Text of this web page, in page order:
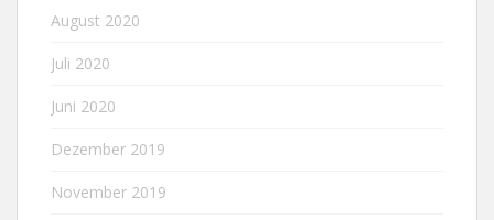
August 2020
Juli 2020
Juni 2020
Dezember 2019
November 2019